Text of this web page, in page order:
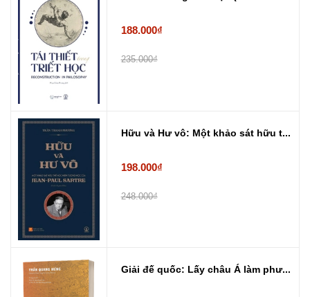
188.000₫
235.000₫
Hữu và Hư vô: Một khảo sát hữu t...
198.000₫
248.000₫
Giải đế quốc: Lấy châu Á làm phư...